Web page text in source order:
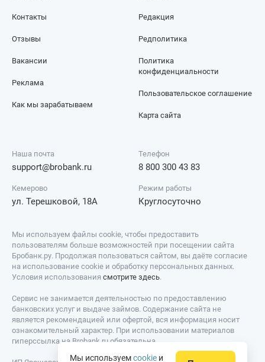
Контакты
Отзывы
Редакция
Редполитика
Вакансии
Реклама
Как мы зарабатываем
Политика
конфиденциальности
Пользовательское соглашение
Карта сайта
Наша почта
support@brobank.ru
Телефон
8 800 300 43 83
Кемерово
ул. Терешковой, 18А
Режим работы
Круглосуточно
Мы используем файлы cookie, чтобы предоставить
пользователям больше возможностей при посещении сайта
Бробанк.ру. Продолжая пользоваться сайтом, вы даёте согласие
на использование cookie и обработку персональных данных.
Условия использования смотрите здесь.
Сервис не занимается деятельностью по предоставлению
банковских услуг и выдаче займов. Содержание сайта не
является рекомендацией или офертой, вся информация носит
ознакомительный характер. При использовании материалов
гиперссылка на Brobank.ru обязательна.
Мы используемcookie и